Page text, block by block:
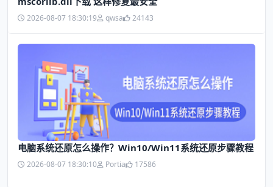
2026-08-07 18:30:19 qwsa 24143
电脑系统还原怎么操作？Win10/Win11系统还原步骤教程
2026-08-07 18:30:10 Portia 17586